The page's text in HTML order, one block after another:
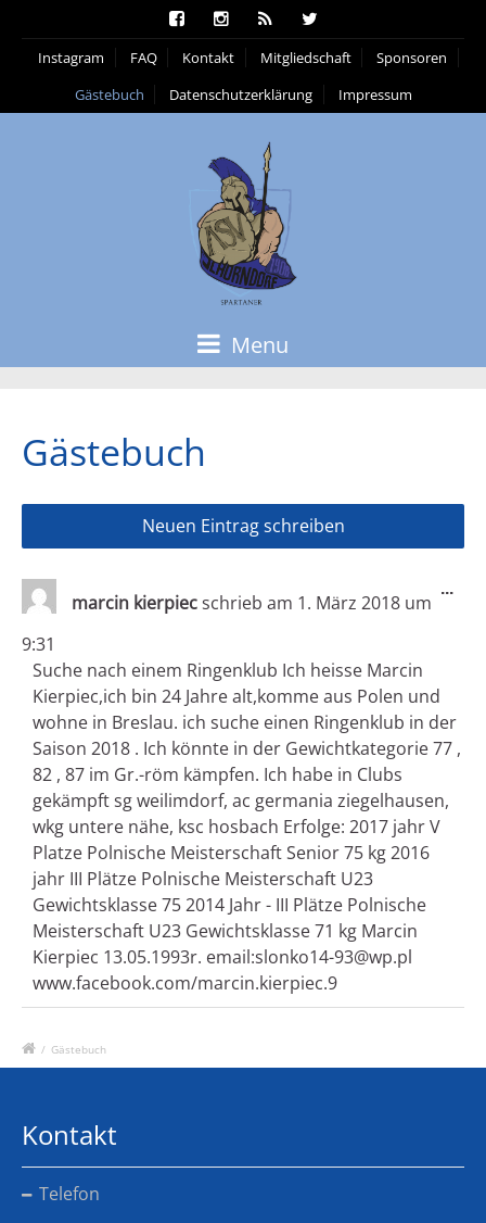
Instagram FAQ Kontakt Mitgliedschaft
Sponsoren
Gästebuch
Datenschutzerklärung Impressum
Menu
Gästebuch
marcin kierpiecschrieb am 1. März 2018 um
9:31
Suche nach einem Ringenklub Ich heisse Marcin
Kierpiec,ich bin 24 Jahre alt,komme aus Polen und
wohne in Breslau. ich suche einen Ringenklub in der
Saison 2018 . Ich könnte in der Gewichtkategorie 77 ,
82 , 87 im Gr.-röm kämpfen. Ich habe in Clubs
gekämpft sg weilimdorf, ac germania ziegelhausen,
wkg untere nähe, ksc hosbach Erfolge: 2017 jahr V
Platze Polnische Meisterschaft Senior 75 kg 2016
jahr III Plätze Polnische Meisterschaft U23
Gewichtsklasse 75 2014 Jahr - III Plätze Polnische
Meisterschaft U23 Gewichtsklasse 71 kg Marcin
Kierpiec 13.05.1993r. email:slonko14-93@wp.pl
www.facebook.com/marcin.kierpiec.9
...
/ Gästebuch
Kontakt
Telefon